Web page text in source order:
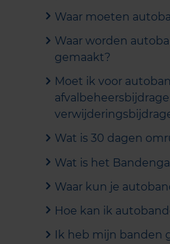
Waar moeten
Waar worden
gemaakt?
Moet ik voor
Wat is 30 dagen
Wat is het
Waar kun je
Hoe kan ik
Ik heb mijn banden